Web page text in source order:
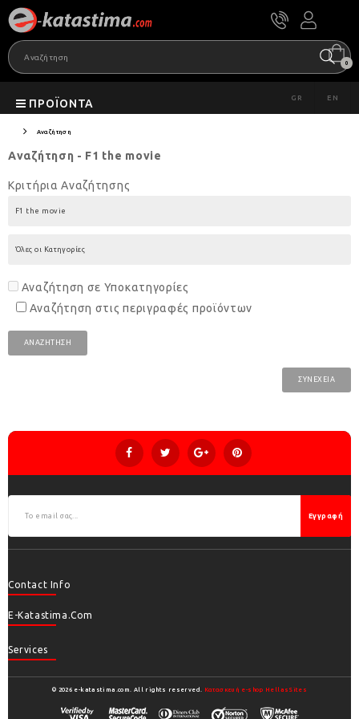
0
ΠΡΟΪΌΝΤΑ GR EN
Αναζήτηση
Αναζήτηση - F1 the movie
Κριτήρια Αναζήτησης
Αναζήτηση σε Υποκατηγορίες
Αναζήτηση στις περιγραφές προϊόντων
ΣΥΝΈΧΕΙΑ
Εγγραφή
Contact Info
E-Katastima.com
Services
© 2026 e-katastima.com. All rights reserved. Κατασκευή e-shop HellasSites